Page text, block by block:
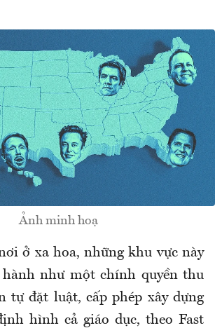
Ảnh minh hoạ
ở xa hoa, những khu vực này
hành như một chính quyền thu
tự đặt luật, cấp phép xây dựng
hình cả giáo dục, theo Fast